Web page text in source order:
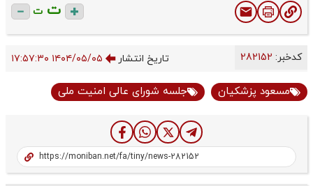
ت ت
کدخبر: تاریخ انتشار ۱۴۰۴/۰۵/۰۵ ۱۷:۵۷:۳۰
مسعود پزشکیان جلسه شورای عالی امنیت ملی